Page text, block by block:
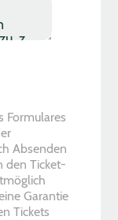
Formulares
Absenden
den Ticket-
Garantie
Tickets